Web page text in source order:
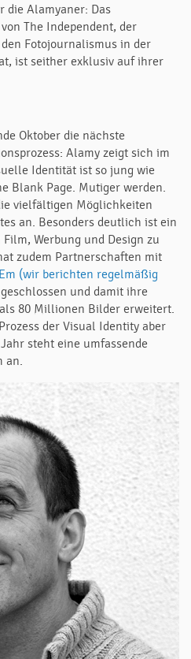
die Alamyaner: Das
The Independent, der
Fotojournalismus in der
ist seither exklusiv auf ihrer
Oktober die nächste
Alamy zeigt sich im
Identität ist so jung wie
Blank Page. Mutiger werden.
vielfältigen Möglichkeiten
an. Besonders deutlich ist ein
Werbung und Design zu
zudem Partnerschaften mit
(wir berichten regelmäßig
und damit ihre
80 Millionen Bilder erweitert.
der Visual Identity aber
steht eine umfassende
an.